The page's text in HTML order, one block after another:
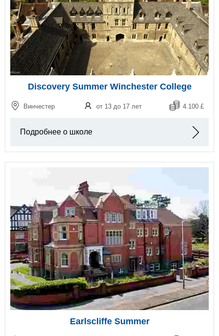
Discovery Summer Winchester College
Винчестер от 13 до 17 лет 4.100 £
Подробнее о школе
Earlscliffe Summer